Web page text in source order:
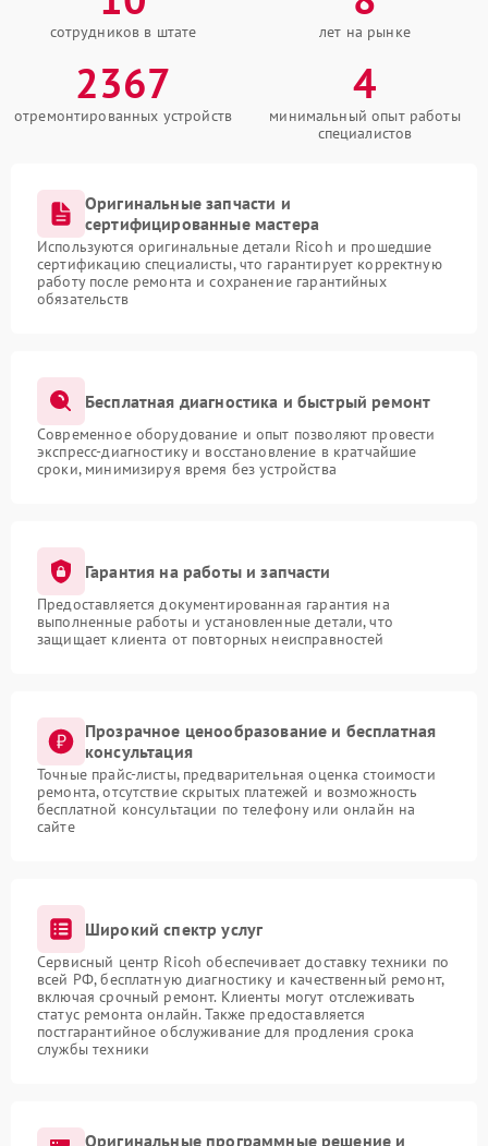
сотрудников в штате лет на рынке
2367
отремонтированных устройств
4
минимальный опыт работы
специалистов
Оригинальные запчасти и
сертифицированные мастера
Используются оригинальные детали Ricoh и прошедшие
сертификацию специалисты, что гарантирует корректную
работу после ремонта и сохранение гарантийных
обязательств
Бесплатная диагностика и быстрый ремонт
Современное оборудование и опыт позволяют провести
экспресс-диагностику и восстановление в кратчайшие
сроки, минимизируя время без устройства
Гарантия на работы и запчасти
Предоставляется документированная гарантия на
выполненные работы и установленные детали, что
защищает клиента от повторных неисправностей
Прозрачное ценообразование и бесплатная
консультация
Точные прайс-листы, предварительная оценка стоимости
ремонта, отсутствие скрытых платежей и возможность
бесплатной консультации по телефону или онлайн на
сайте
Широкий спектр услуг
Сервисный центр Ricoh обеспечивает доставку техники по
всей РФ, бесплатную диагностику и качественный ремонт,
включая срочный ремонт. Клиенты могут отслеживать
статус ремонта онлайн. Также предоставляется
постгарантийное обслуживание для продления срока
службы техники
Оригинальные программные решение и